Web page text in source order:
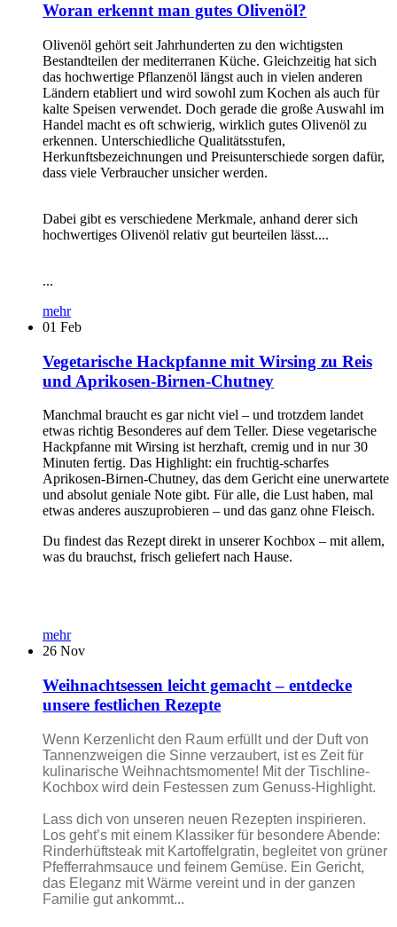
Woran erkennt man gutes Olivenöl?
Olivenöl gehört seit Jahrhunderten zu den wichtigsten
Bestandteilen der mediterranen Küche. Gleichzeitig hat sich
das hochwertige Pflanzenöl längst auch in vielen anderen
Ländern etabliert und wird sowohl zum Kochen als auch für
kalte Speisen verwendet. Doch gerade die große Auswahl im
Handel macht es oft schwierig, wirklich gutes Olivenöl zu
erkennen. Unterschiedliche Qualitätsstufen,
Herkunftsbezeichnungen und Preisunterschiede sorgen dafür,
dass viele Verbraucher unsicher werden.
Dabei gibt es verschiedene Merkmale, anhand derer sich
hochwertiges Olivenöl relativ gut beurteilen lässt....
...
mehr
01 Feb
Vegetarische Hackpfanne mit Wirsing zu Reis
und Aprikosen-Birnen-Chutney
Manchmal braucht es gar nicht viel – und trotzdem landet
etwas richtig Besonderes auf dem Teller. Diese vegetarische
Hackpfanne mit Wirsing ist herzhaft, cremig und in nur 30
Minuten fertig. Das Highlight: ein fruchtig-scharfes
Aprikosen-Birnen-Chutney, das dem Gericht eine unerwartete
und absolut geniale Note gibt. Für alle, die Lust haben, mal
etwas anderes auszuprobieren – und das ganz ohne Fleisch.
Du findest das Rezept direkt in unserer Kochbox – mit allem,
was du brauchst, frisch geliefert nach Hause.
mehr
26 Nov
Weihnachtsessen leicht gemacht – entdecke
unsere festlichen Rezepte
Wenn Kerzenlicht den Raum erfüllt und der Duft von
Tannenzweigen die Sinne verzaubert, ist es Zeit für
kulinarische Weihnachtsmomente! Mit der Tischline-
Kochbox wird dein Festessen zum Genuss-Highlight.
Lass dich von unseren neuen Rezepten inspirieren.
Los geht’s mit einem Klassiker für besondere Abende:
Rinderhüftsteak mit Kartoffelgratin, begleitet von grüner
Pfefferrahmsauce und feinem Gemüse. Ein Gericht,
das Eleganz mit Wärme vereint und in der ganzen
Familie gut ankommt...